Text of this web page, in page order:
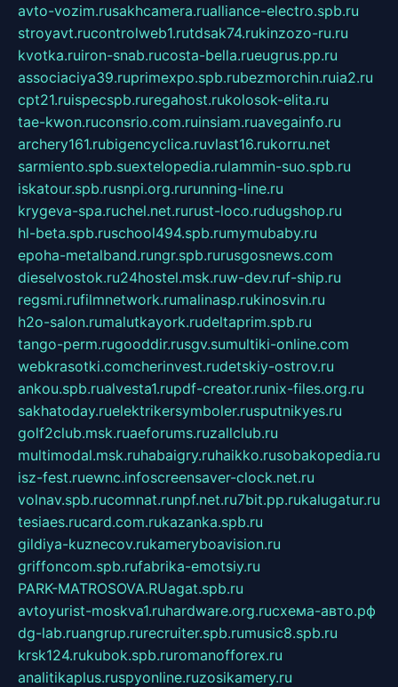
avto-vozim.rusakhcamera.rualliance-electro.spb.ru
stroyavt.rucontrolweb1.rutdsak74.rukinzozo-ru.ru
kvotka.ruiron-snab.rucosta-bella.rueugrus.pp.ru
associaciya39.ruprimexpo.spb.rubezmorchin.ruia2.ru
cpt21.ruispecspb.ruregahost.rukolosok-elita.ru
tae-kwon.ruconsrio.com.ruinsiam.ruavegainfo.ru
archery161.rubigencyclica.ruvlast16.rukorru.net
sarmiento.spb.suextelopedia.rulammin-suo.spb.ru
iskatour.spb.rusnpi.org.rurunning-line.ru
krygeva-spa.ruchel.net.rurust-loco.rudugshop.ru
hl-beta.spb.ruschool494.spb.rumymubaby.ru
epoha-metalband.rungr.spb.rurusgosnews.com
dieselvostok.ru24hostel.msk.ruw-dev.ruf-ship.ru
regsmi.rufilmnetwork.rumalinasp.rukinosvin.ru
h2o-salon.rumalutkayork.rudeltaprim.spb.ru
tango-perm.rugooddir.rusgv.sumultiki-online.com
webkrasotki.comcherinvest.rudetskiy-ostrov.ru
ankou.spb.rualvesta1.rupdf-creator.runix-files.org.ru
sakhatoday.ruelektrikersymboler.rusputnikyes.ru
golf2club.msk.ruaeforums.ruzallclub.ru
multimodal.msk.ruhabaigry.ruhaikko.rusobakopedia.ru
isz-fest.ruewnc.infoscreensaver-clock.net.ru
volnav.spb.rucomnat.runpf.net.ru7bit.pp.rukalugatur.ru
tesiaes.rucard.com.rukazanka.spb.ru
gildiya-kuznecov.rukameryboavision.ru
griffoncom.spb.rufabrika-emotsiy.ru
PARK-MATROSOVA.RUagat.spb.ru
avtoyurist-moskva1.ruhardware.org.ruсхема-авто.рф
dg-lab.ruangrup.rurecruiter.spb.rumusic8.spb.ru
krsk124.rukubok.spb.ruromanofforex.ru
analitikaplus.ruspyonline.ruzosikamery.ru